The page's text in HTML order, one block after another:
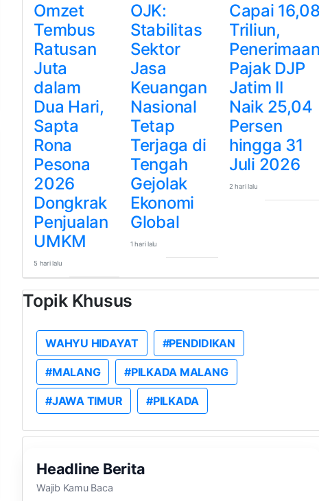
Omzet
Tembus
Ratusan
Juta
dalam
Dua Hari,
Sapta
Rona
Pesona
2026
Dongkrak
Penjualan
UMKM
5 hari lalu
OJK:
Stabilitas
Sektor
Jasa
Keuangan
Nasional
Tetap
Terjaga di
Tengah
Gejolak
Ekonomi
Global
1 hari lalu
Capai
Triliun,
Pajak DJP
Jatim II
Naik 25,04
Persen
hingga 31
Juli 2026
2 hari lalu
Topik Khusus
WAHYU HIDAYAT #PENDIDIKAN
#MALANG #PILKADA MALANG
#JAWA TIMUR #PILKADA
Headline Berita
Wajib Kamu Baca